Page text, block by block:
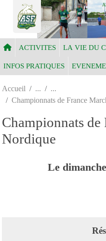
ACTIVITES LA VIE DU
INFOS PRATIQUES
Accueil
Championnats de France
Championnats de
Nordique
Le dimanche
Panneau de gestion des cookies